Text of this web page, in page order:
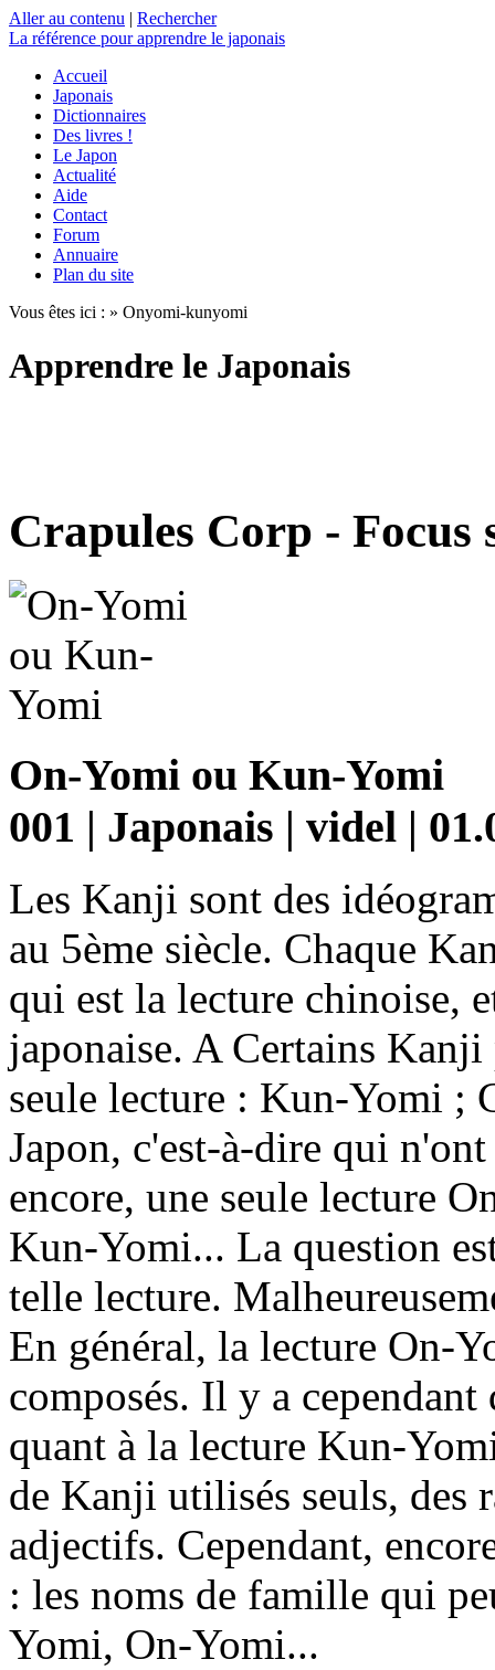
Aller au contenu | Rechercher
La référence pour apprendre le japonais
Accueil
Japonais
Dictionnaires
Des livres !
Le Japon
Actualité
Aide
Contact
Forum
Annuaire
Plan du site
Vous êtes ici : » Onyomi-kunyomi
Apprendre le Japonais
Crapules Corp - Focus
On-Yomi ou Kun-Yomi
001 | Japonais | videl |
Les Kanji sont des
au 5ème siècle. Chaque
qui est la lecture chinoise,
japonaise. A Certains
seule lecture : Kun-Yomi ;
Japon, c'est-à-dire qui
encore, une seule lecture
Kun-Yomi... La question
telle lecture.
En général, la lecture On-
composés. Il y a
quant à la lecture Kun-
de Kanji utilisés seuls, des
adjectifs. Cependant,
: les noms de famille qui
Yomi, On-Yomi...